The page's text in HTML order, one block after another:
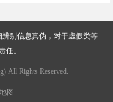
别信息真伪，对于虚假类等
任。
All Rights Reserved.
图